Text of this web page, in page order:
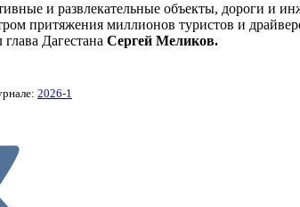
и развлекательные объекты, дороги и
притяжения миллионов туристов и
Дагестана Сергей Меликов.
2026-1